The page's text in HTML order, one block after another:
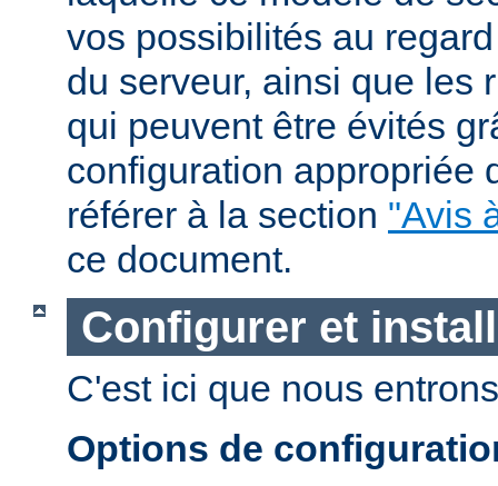
vos possibilités au
du serveur, ainsi que les
qui peuvent être évités
configuration appropriée
référer à la section "Avis
ce document.
Configurer et
C'est ici que nous
Options de